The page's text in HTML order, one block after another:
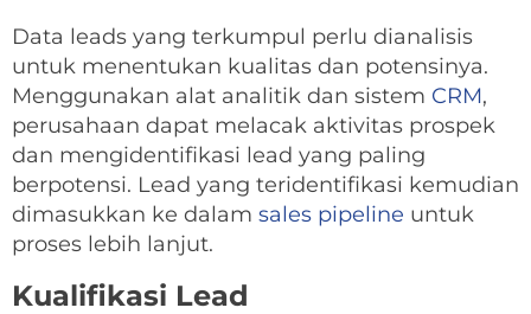
Data leads yang terkumpul perlu dianalisis
untuk menentukan kualitas dan potensinya.
Menggunakan alat analitik dan sistem CRM,
perusahaan dapat melacak aktivitas prospek
dan mengidentifikasi lead yang paling
berpotensi. Lead yang teridentifikasi kemudian
dimasukkan ke dalam sales pipeline untuk
proses lebih lanjut.
Kualifikasi Lead